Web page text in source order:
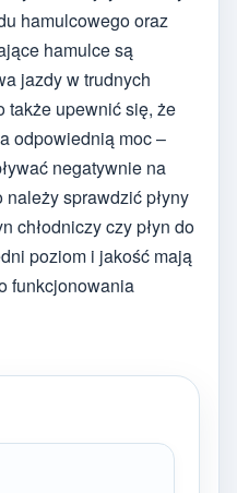
hamulcowego oraz
hamulce są
jazdy w trudnych
także upewnić się, że
odpowiednią moc –
negatywnie na
sprawdzić płyny
chłodniczy czy płyn do
poziom i jakość mają
funkcjonowania